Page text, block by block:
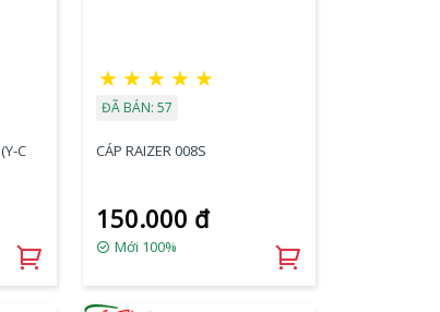
C
★ ★ ★ ★ ★
ĐÃ BÁN: 57
CÁP RAIZER 008S
150.000 đ
Mới 100%